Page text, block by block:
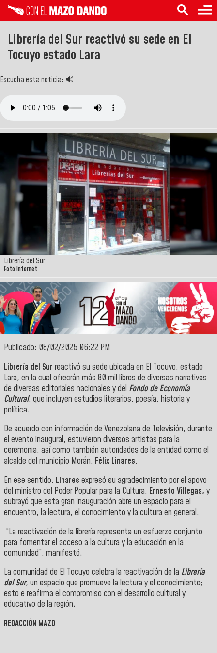
Librería del Sur reactivó su sede en El
Tocuyo estado Lara
Escucha esta noticia: 🔊
Librería del Sur
Foto Internet
Publicado: 08/02/2025 06:22 PM
Librería del Sur reactivó su sede ubicada en El Tocuyo, estado
Lara, en la cual ofrecrán más 80 mil libros de diversas narrativas
de diversas editoriales nacionales y del Fondo de Economía
Cultural, que incluyen estudios literarios, poesía, historia y
política.
De acuerdo con información de Venezolana de Televisión, durante
el evento inaugural, estuvieron diversos artistas para la
ceremonia, así como también autoridades de la entidad como el
alcalde del municipio Morán, Félix Linares.
En ese sentido, Linares expresó su agradecimiento por el apoyo
del ministro del Poder Popular para la Cultura, Ernesto Villegas, y
subrayó que esta gran inauguración abre un espacio para el
encuentro, la lectura, el conocimiento y la cultura en general.
“La reactivación de la librería representa un esfuerzo conjunto
para fomentar el acceso a la cultura y la educación en la
comunidad”, manifestó.
La comunidad de El Tocuyo celebra la reactivación de la Librería
del Sur, un espacio que promueve la lectura y el conocimiento;
esto e reafirma el compromiso con el desarrollo cultural y
educativo de la región.
REDACCIÓN MAZO